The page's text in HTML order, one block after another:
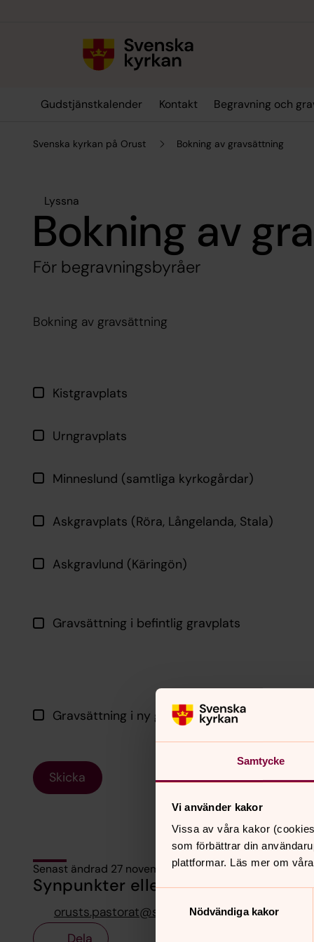
Samtycke
Vi använder kakor
Vissa av våra kakor
som förbättrar din
plattformar. Läs mer om
Nödvändiga kakor
Gudstjänstkalender Kontakt Begravning och
Svenska kyrkan på Orust Bokning av gravsättning
Lyssna
Bokning av
För begravningsbyråer
Bokning av gravsättning
Kistgravplats
Urngravplats
Minneslund (samtliga kyrkogårdar)
Askgravplats (Röra, Långelanda, Stala)
Askgravlund (Käringön)
Gravsättning i befintlig gravplats
Gravsättning i ny gravplats (utses
Skicka
Senast ändrad 27 november 2018
Synpunkter eller frågor på sidans
orusts.pastorat@svenskakyrkan.se
Dela